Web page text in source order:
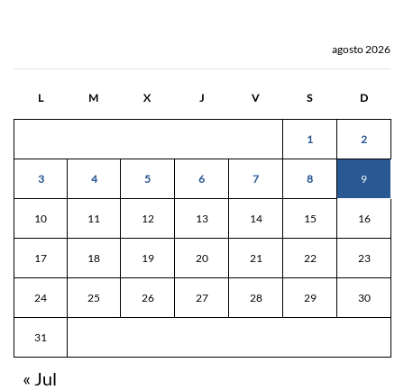
agosto 2026
L M X J V S D
1 2
3 4 5 6 7 8 9
10 11 12 13 14 15 16
17 18 19 20 21 22 23
24 25 26 27 28 29 30
31
« Jul